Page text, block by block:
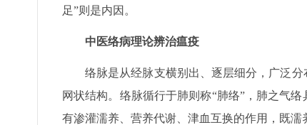
足”则是内因。
中医络病理论辨治瘟疫
络脉是从经脉支横别出、逐层细分，广泛
网状结构。络脉循行于肺则称“肺络”，肺之气
有渗灌濡养、营养代谢、津血互换的作用，既